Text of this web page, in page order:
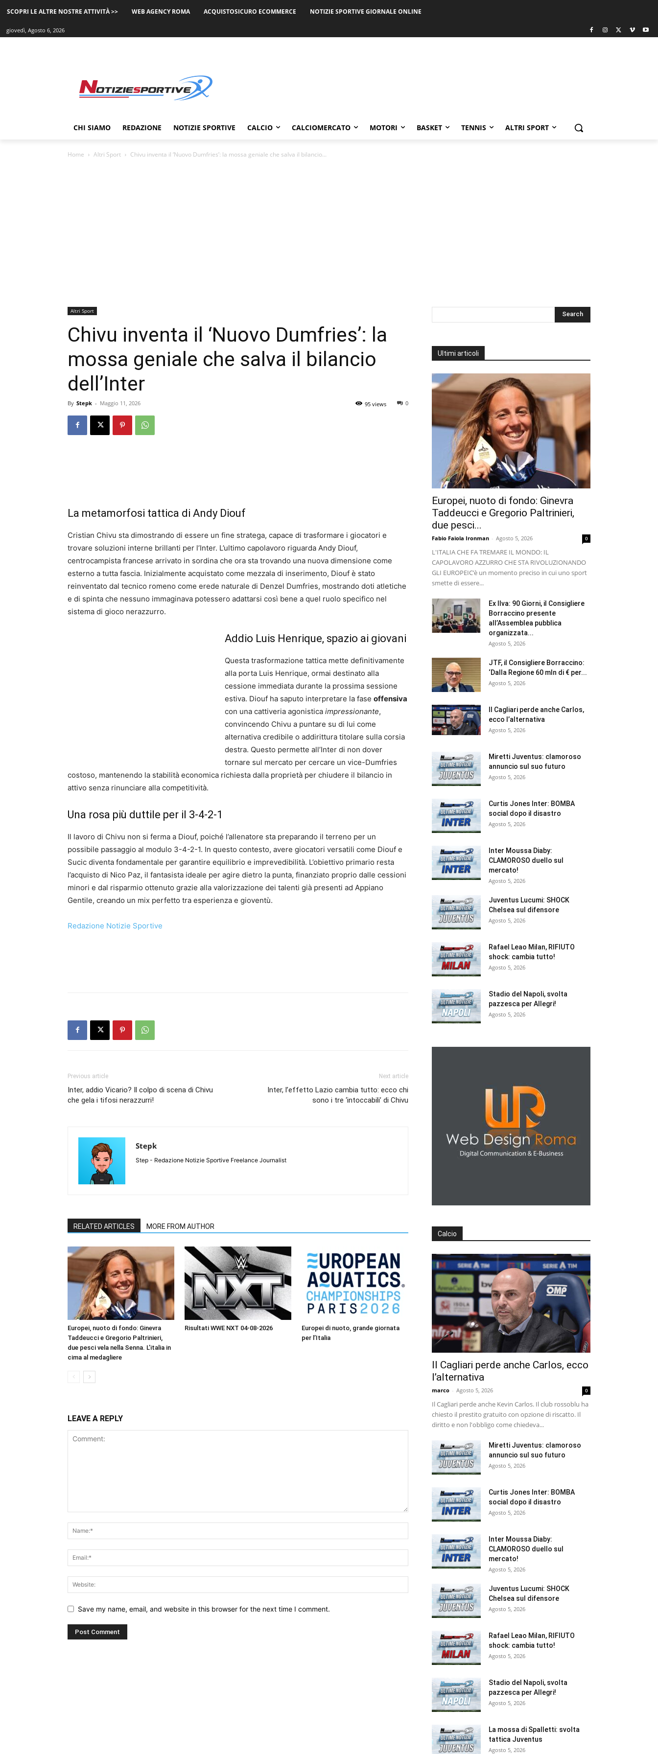
SCOPRI LE ALTRE NOSTRE ATTIVITÀ >> WEB AGENCY ROMA ACQUISTOSICURO ECOMMERCE NOTIZIE SPORTIVE GIORNALE ONLINE
giovedì, Agosto 6, 2026
CHI SIAMO REDAZIONE NOTIZIE SPORTIVE CALCIO CALCIOMERCATO MOTORI BASKET TENNIS ALTRI SPORT
Home Altri Sport Chivu inventa il ‘Nuovo Dumfries’: la mossa geniale che salva il bilancio...
Altri Sport
Chivu inventa il ‘Nuovo Dumfries’: la
mossa geniale che salva il bilancio
dell’Inter
By Stepk - Maggio 11, 2026 0
95 views
La metamorfosi tattica di Andy Diouf
Cristian Chivu sta dimostrando di essere un fine stratega, capace di trasformare i giocatori e
trovare soluzioni interne brillanti per l’Inter. L’ultimo capolavoro riguarda Andy Diouf,
centrocampista francese arrivato in sordina che ora sta trovando una nuova dimensione come
esterno a tutta fascia. Inizialmente acquistato come mezzala di inserimento, Diouf è stato
reinventato dal tecnico romeno come erede naturale di Denzel Dumfries, mostrando doti atletiche
e di spinta che nessuno immaginava potessero adattarsi così bene a quel ruolo specifico nel
sistema di gioco nerazzurro.
Addio Luis Henrique, spazio ai giovani
Questa trasformazione tattica mette definitivamente
alla porta Luis Henrique, ormai destinato alla
cessione immediata durante la prossima sessione
estiva. Diouf ha saputo interpretare la fase offensiva
con una cattiveria agonistica impressionante,
convincendo Chivu a puntare su di lui come
alternativa credibile o addirittura titolare sulla corsia
destra. Questo permette all’Inter di non dover
tornare sul mercato per cercare un vice-Dumfries
costoso, mantenendo la stabilità economica richiesta dalla proprietà per chiudere il bilancio in
attivo senza rinunciare alla competitività.
Una rosa più duttile per il 3-4-2-1
Il lavoro di Chivu non si ferma a Diouf, poiché l’allenatore sta preparando il terreno per un
possibile passaggio al modulo 3-4-2-1. In questo contesto, avere giocatori versatili come Diouf e
Sucic diventa fondamentale per garantire equilibrio e imprevedibilità. L’obiettivo primario resta
l’acquisto di Nico Paz, il fantasista ideale per agire dietro la punta, finanziato proprio dalle cessioni
minori e dal risparmio ottenuto grazie alla valorizzazione dei talenti già presenti ad Appiano
Gentile, creando un mix perfetto tra esperienza e gioventù.
Redazione Notizie Sportive
Previous article
Inter, addio Vicario? Il colpo di scena di Chivu
che gela i tifosi nerazzurri!
Next article
Inter, l’effetto Lazio cambia tutto: ecco chi
sono i tre ‘intoccabili’ di Chivu
Stepk
Step - Redazione Notizie Sportive Freelance Journalist
RELATED ARTICLES MORE FROM AUTHOR
Europei, nuoto di fondo: Ginevra
Taddeucci e Gregorio Paltrinieri,
due pesci vela nella Senna. L’italia in
cima al medagliere
Risultati WWE NXT 04-08-2026
Europei di nuoto, grande giornata
per l’Italia
LEAVE A REPLY
Save my name, email, and website in this browser for the next time I comment.
Ultimi articoli
Europei, nuoto di fondo: Ginevra
Taddeucci e Gregorio Paltrinieri,
due pesci...
Fabio Faiola Ironman - Agosto 5, 2026 0
L'ITALIA CHE FA TREMARE IL MONDO: IL
CAPOLAVORO AZZURRO CHE STA RIVOLUZIONANDO
GLI EUROPEI ​C’è un momento preciso in cui uno sport
smette di essere...
Ex Ilva: 90 Giorni, il Consigliere
Borraccino presente
all’Assemblea pubblica
organizzata...
Agosto 5, 2026
JTF, il Consigliere Borraccino:
‘Dalla Regione 60 mln di € per...
Agosto 5, 2026
Il Cagliari perde anche Carlos,
ecco l’alternativa
Agosto 5, 2026
Miretti Juventus: clamoroso
annuncio sul suo futuro
Agosto 5, 2026
Curtis Jones Inter: BOMBA
social dopo il disastro
Agosto 5, 2026
Inter Moussa Diaby:
CLAMOROSO duello sul
mercato!
Agosto 5, 2026
Juventus Lucumi: SHOCK
Chelsea sul difensore
Agosto 5, 2026
Rafael Leao Milan, RIFIUTO
shock: cambia tutto!
Agosto 5, 2026
Stadio del Napoli, svolta
pazzesca per Allegri!
Agosto 5, 2026
Calcio
Il Cagliari perde anche Carlos, ecco
l’alternativa
marco - Agosto 5, 2026 0
Il Cagliari perde anche Kevin Carlos. Il club rossoblu ha
chiesto il prestito gratuito con opzione di riscatto. Il
diritto e non l'obbligo come chiedeva...
Miretti Juventus: clamoroso
annuncio sul suo futuro
Agosto 5, 2026
Curtis Jones Inter: BOMBA
social dopo il disastro
Agosto 5, 2026
Inter Moussa Diaby:
CLAMOROSO duello sul
mercato!
Agosto 5, 2026
Juventus Lucumi: SHOCK
Chelsea sul difensore
Agosto 5, 2026
Rafael Leao Milan, RIFIUTO
shock: cambia tutto!
Agosto 5, 2026
Stadio del Napoli, svolta
pazzesca per Allegri!
Agosto 5, 2026
La mossa di Spalletti: svolta
tattica Juventus
Agosto 5, 2026